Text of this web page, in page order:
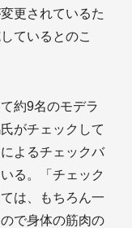
更されているた
ているとのこ
約9名のモデラ
がチェックして
よるチェックバ
る。「チェック
は、もちろん一
で身体の筋肉の